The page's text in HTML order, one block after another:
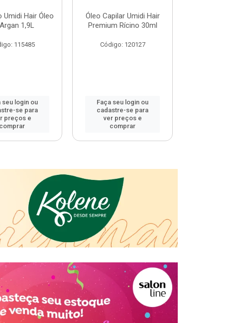
Umidi Hair Óleo
1,9L
115485
seu login ou
se para
preços e
comprar
Óleo Capilar Umidi Hair
Premium Rícino 30ml
Código: 120127
Faça seu login ou
cadastre-se para
ver preços e
comprar